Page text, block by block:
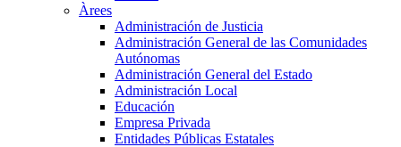
Àrees
Administración de Justicia
Administración General de las Comunidades
Autónomas
Administración General del Estado
Administración Local
Educación
Empresa Privada
Entidades Públicas Estatales